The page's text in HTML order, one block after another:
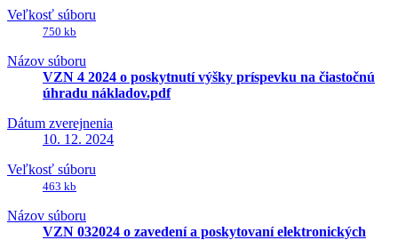
Veľkosť súboru
750 kb
Názov súboru
VZN 4 2024 o poskytnutí výšky príspevku na čiastočnú
úhradu nákladov.pdf
Dátum zverejnenia
10. 12. 2024
Veľkosť súboru
463 kb
Názov súboru
VZN 032024 o zavedení a poskytovaní elektronických